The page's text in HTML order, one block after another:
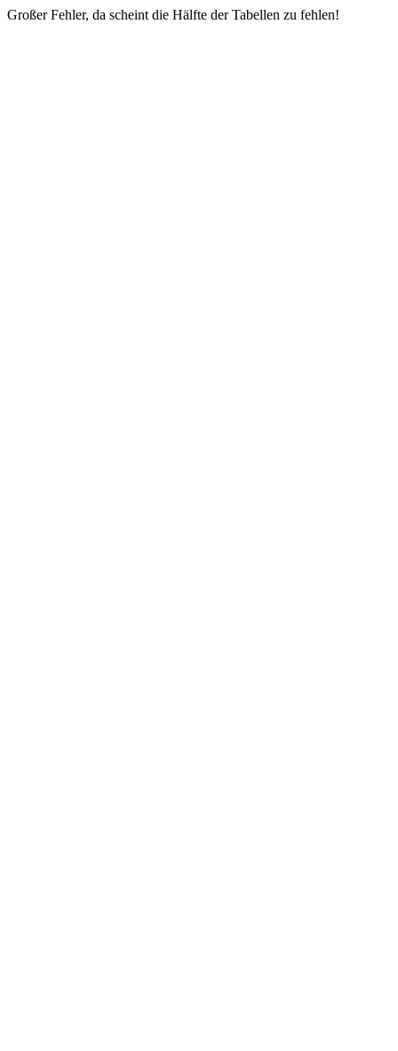
Großer Fehler, da scheint die Hälfte der Tabellen zu fehlen!